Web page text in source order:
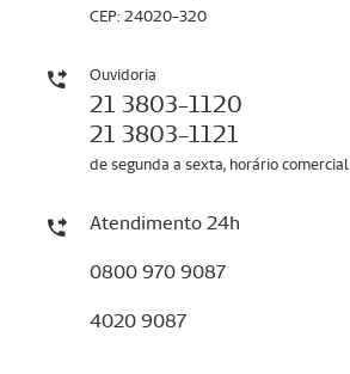
CEP: 24020-320
Ouvidoria
21 3803-1120
21 3803-1121
de segunda a sexta, horário comercial
Atendimento 24h
0800 970 9087
4020 9087